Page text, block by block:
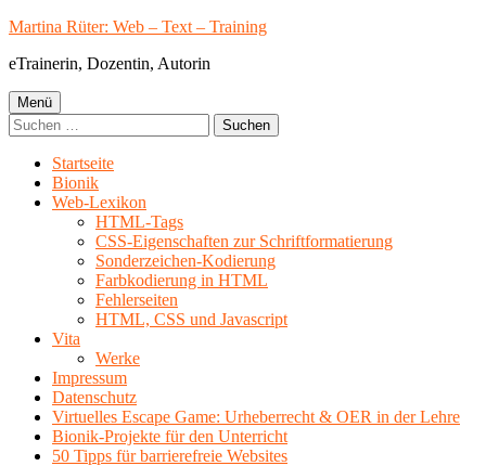
Springe
Inhalt
Martina Rüter: Web – Text – Training
eTrainerin, Dozentin, Autorin
Primäres
Menü
Menü
Suchen
nach:
Startseite
Bionik
Web-Lexikon
HTML-Tags
CSS-Eigenschaften zur Schriftformatierung
Sonderzeichen-Kodierung
Farbkodierung in HTML
Fehlerseiten
HTML, CSS und Javascript
Vita
Werke
Impressum
Datenschutz
Virtuelles Escape Game: Urheberrecht & OER in der Lehre
Bionik-Projekte für den Unterricht
50 Tipps für barrierefreie Websites